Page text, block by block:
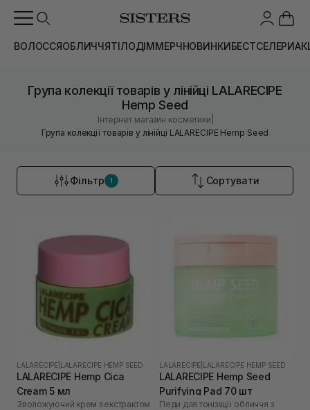
ВОЛОССЯОБЛИЧЧЯТІЛОДІММЕРЧНОВИНКИБЕСТСЕЛЕРИ
Група колекції товарів у лінійці LALARECIPE
Hemp Seed
Інтернет магазин косметики
Група колекції товарів у лінійці LALARECIPE Hemp Seed
Фільтр 1 Сортувати
LALARECIPE LALARECIPE HEMP SEED
LALARECIPE Hemp Cica
Cream 5 мл
Зволожуючий крем з екстрактом
LALARECIPE LALARECIPE HEMP SEED
LALARECIPE Hemp Seed
Purifying Pad 70 шт
Педи для тонізації обличчя з